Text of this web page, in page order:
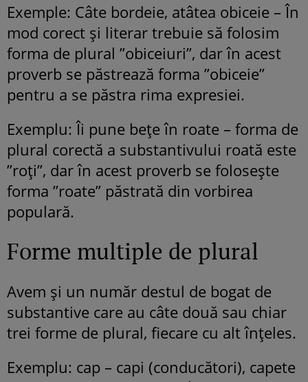
Exemple: Câte bordeie, atâtea obiceie – În
mod corect și literar trebuie să folosim
forma de plural ”obiceiuri”, dar în acest
proverb se păstrează forma ”obiceie”
pentru a se păstra rima expresiei.
Exemplu: Îi pune beţe în roate – forma de
plural corectă a substantivului roată este
”roți”, dar în acest proverb se folosește
forma ”roate” păstrată din vorbirea
populară.
Forme multiple de plural
Avem și un număr destul de bogat de
substantive care au câte două sau chiar
trei forme de plural, fiecare cu alt înțeles.
Exemplu: cap – capi (conducători), capete